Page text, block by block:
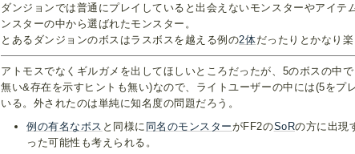
ダンジョンでは普通にプレイしていると出会えないモンスターやアイテ
ンスターの中から選ばれたモンスター。
とあるダンジョンのボスはラスボスを越える例の2体だったりとかなり
アトモスでなくギルガメを出してほしいところだったが、5のボスの中
無い&存在を示すヒントも無い)なので、ライトユーザーの中には(5をプ
いる。外されたのは単純に知名度の問題だろう。
例の有名なボス と同様に 同名のモンスターがFF2のSoRの方に出現
った可能性も考えられる。